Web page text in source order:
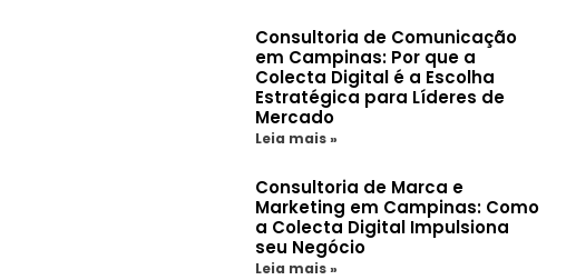
Consultoria de Comunicação
em Campinas: Por que a
Colecta Digital é a Escolha
Estratégica para Líderes de
Mercado
Leia mais »
Consultoria de Marca e
Marketing em Campinas: Como
a Colecta Digital Impulsiona
seu Negócio
Leia mais »